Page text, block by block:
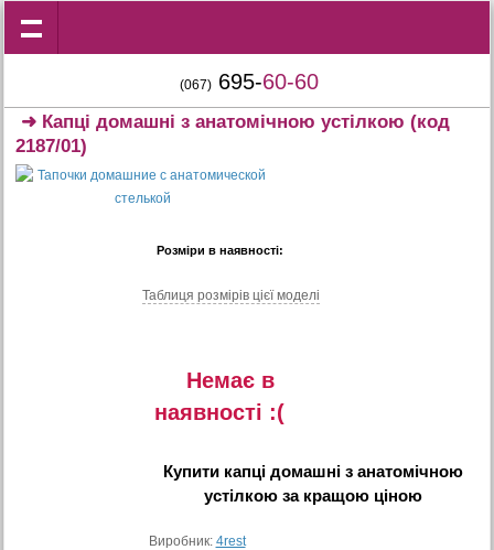
(067) 695-60-60
➜ Капці домашні з анатомічною устілкою (код
2187/01)
Розміри в наявності:
Таблиця розмiрiв цiєї моделi
Немає в
наявностi :(
Купити капці домашні з анатомічною
устілкоюза кращою ціною
Виробник: 4rest